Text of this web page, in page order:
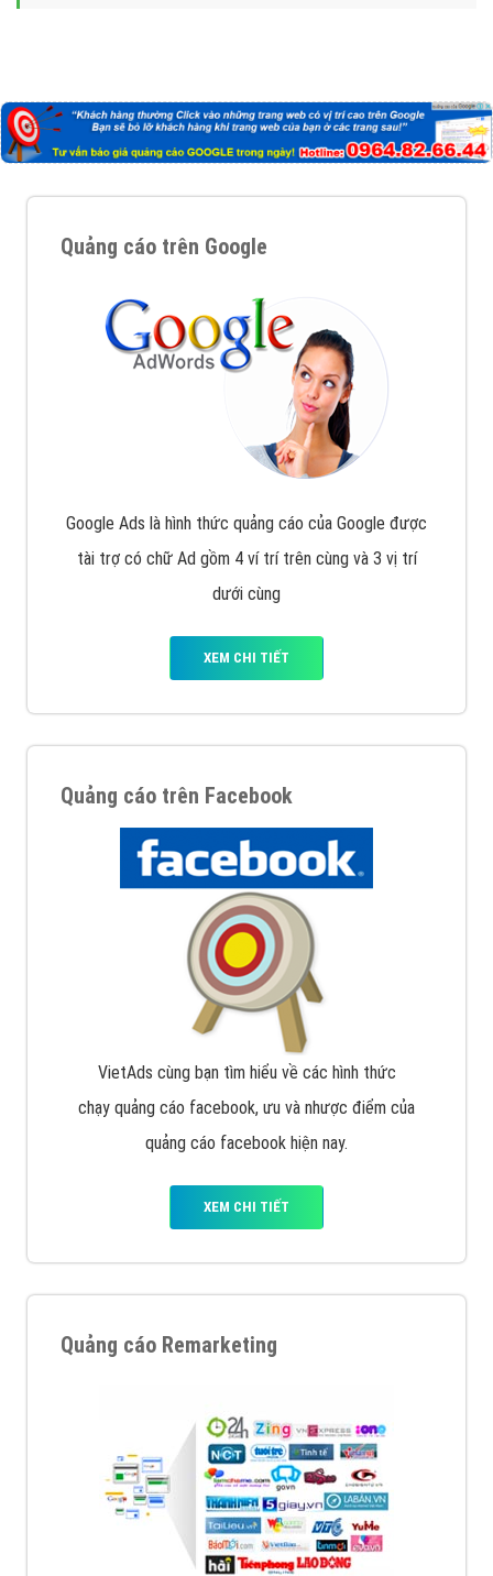
Quảng cáo trên Google
Google Ads là hình thức quảng cáo của Google được
tài trợ có chữ Ad gồm 4 ví trí trên cùng và 3 vị trí
dưới cùng
XEM CHI TIẾT
Quảng cáo trên Facebook
VietAds cùng bạn tìm hiểu về các hình thức
chạy quảng cáo facebook, ưu và nhược điểm của
quảng cáo facebook hiện nay.
XEM CHI TIẾT
Quảng cáo Remarketing